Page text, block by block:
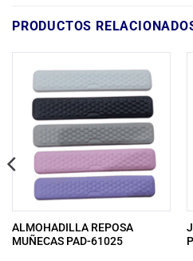
PRODUCTOS
ALMOHADILLA REPOSA
MUÑECAS PAD-61025